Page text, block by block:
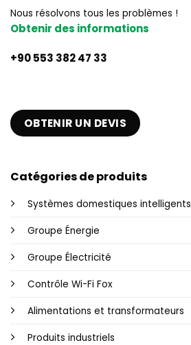
Nous résolvons tous les problèmes !
Obtenir des informations
+90 553 382 47 33
OBTENIR UN DEVIS
Catégories de produits
Systèmes domestiques intelligents
Groupe Énergie
Groupe Électricité
Contrôle Wi-Fi Fox
Alimentations et transformateurs
Produits industriels